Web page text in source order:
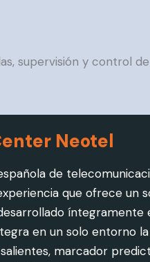
supervisión y control de
Neotel
de
que ofrece un
íntegramente
en un solo entorno
marcador